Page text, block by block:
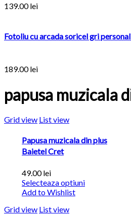
139.00 lei
Fotoliu cu arcada soricel gri
189.00 lei
papusa muzicala
Grid view List view
Papusa muzicala din plus
Baietel Cret
49.00 lei
Selecteaza optiuni
Add to Wishlist
Grid view List view